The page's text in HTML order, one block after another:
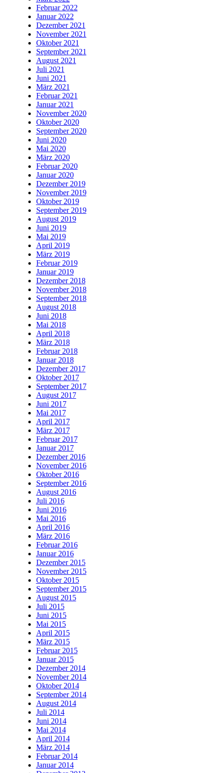
Februar 2022
Januar 2022
Dezember 2021
November 2021
Oktober 2021
September 2021
August 2021
Juli 2021
Juni 2021
März 2021
Februar 2021
Januar 2021
November 2020
Oktober 2020
September 2020
Juni 2020
Mai 2020
März 2020
Februar 2020
Januar 2020
Dezember 2019
November 2019
Oktober 2019
September 2019
August 2019
Juni 2019
Mai 2019
April 2019
März 2019
Februar 2019
Januar 2019
Dezember 2018
November 2018
September 2018
August 2018
Juni 2018
Mai 2018
April 2018
März 2018
Februar 2018
Januar 2018
Dezember 2017
Oktober 2017
September 2017
August 2017
Juni 2017
Mai 2017
April 2017
März 2017
Februar 2017
Januar 2017
Dezember 2016
November 2016
Oktober 2016
September 2016
August 2016
Juli 2016
Juni 2016
Mai 2016
April 2016
März 2016
Februar 2016
Januar 2016
Dezember 2015
November 2015
Oktober 2015
September 2015
August 2015
Juli 2015
Juni 2015
Mai 2015
April 2015
März 2015
Februar 2015
Januar 2015
Dezember 2014
November 2014
Oktober 2014
September 2014
August 2014
Juli 2014
Juni 2014
Mai 2014
April 2014
März 2014
Februar 2014
Januar 2014